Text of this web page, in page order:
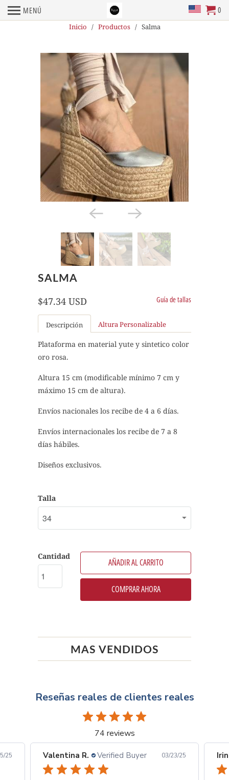
MENÚ 0
Inicio / Productos/ Salma
SALMA
$47.34 USD Guía de tallas
Descripción Altura Personalizable
Plataforma en material yute y sintetico color
oro rosa.
Altura 15 cm (modificable mínimo 7 cm y
máximo 15 cm de altura).
Envíos nacionales los recibe de 4 a 6 días.
Envíos internacionales los recibe de 7 a 8
días hábiles.
Diseños exclusivos.
Talla
Cantidad
AÑADIR AL CARRITO
COMPRAR AHORA
MAS VENDIDOS
Reseñas reales de clientes reales
74 reviews
25 Valentina R. Verified Buyer 03/23/25